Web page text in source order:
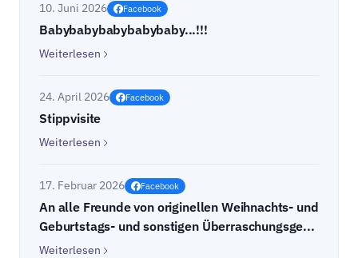
10. Juni 2026 Facebook
Babybabybabybabybaby...!!!
Weiterlesen
24. April 2026 Facebook
Stippvisite
Weiterlesen
17. Februar 2026 Facebook
An alle Freunde von originellen Weihnachts- und
Geburtstags- und sonstigen Überraschungsge...
Weiterlesen